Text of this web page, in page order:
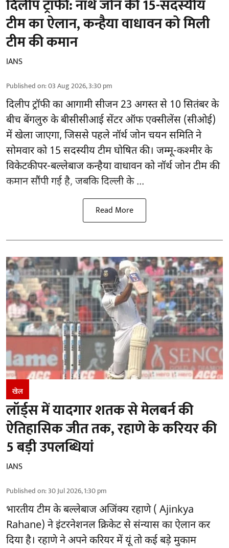
दिलीप ट्रॉफी: नॉर्थ जोन की 15-सदस्यीय
टीम का ऐलान, कन्हैया वाधावन को मिली
टीम की कमान
IANS
Published on:03 Aug 2026, 3:30 pm
दिलीप ट्रॉफी का आगामी सीजन 23 अगस्त से 10 सितंबर के
बीच बेंगलुरु केबीसीसीआईसेंटर ऑफ एक्सीलेंस (सीओई)
में खेला जाएगा, जिससे पहले नॉर्थ जोन चयन समिति ने
सोमवार को 15 सदस्यीय टीम घोषित की। जम्मू-कश्मीर के
विकेटकीपर-बल्लेबाज कन्हैया वाधावन को नॉर्थ जोन टीम की
कमान सौंपी गई है, जबकि दिल्ली के ...
Read More
खेल
लॉर्ड्स में यादगार शतक से मेलबर्न की
ऐतिहासिक जीत तक, रहाणे के करियर की
5 बड़ी उपलब्धियां
IANS
Published on:30 Jul 2026, 1:30 pm
भारतीय टीम के बल्लेबाजअजिंक्य रहाणे ( Ajinkya
Rahane) ने इंटरनेशनल क्रिकेट से संन्यास का ऐलान कर
दिया है। रहाणे ने अपने करियर में यूं तो कई बड़े मुकाम